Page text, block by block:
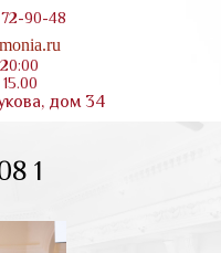
90-48
дом 34
1